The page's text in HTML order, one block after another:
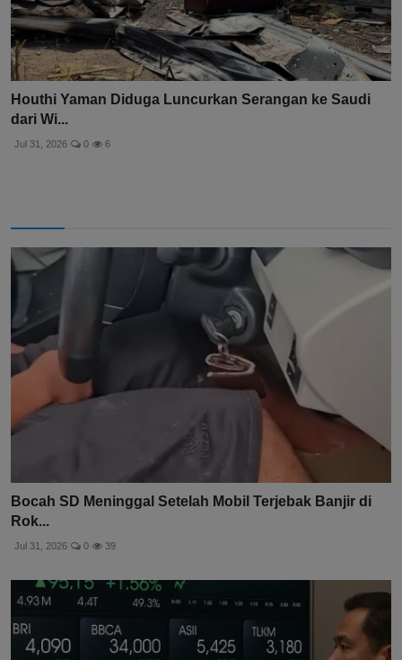
Houthi Yaman Diduga Luncurkan Serangan ke Saudi
dari Wi...
Jul 31, 2026 0 6
Bocah SD Meninggal Setelah Mobil Terjebak Banjir di
Rok...
Jul 31, 2026 0 39